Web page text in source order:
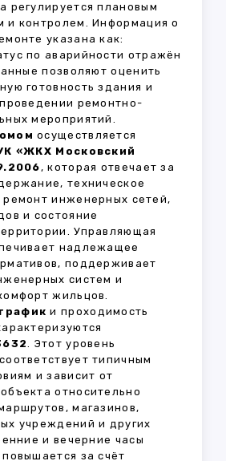
регулируется плановым
и контролем. Информация о
указана как:
по аварийности отражён
позволяют оценить
готовность здания и
ремонтно-
мероприятий.
осуществляется
«ЖКХ Московский
, которая отвечает за
техническое
инженерных сетей,
и состояние
Управляющая
надлежащее
поддерживает
систем и
жильцов.
и проходимость
. Этот уровень
типичным
и зависит от
относительно
магазинов,
учреждений и других
и вечерние часы
за счёт